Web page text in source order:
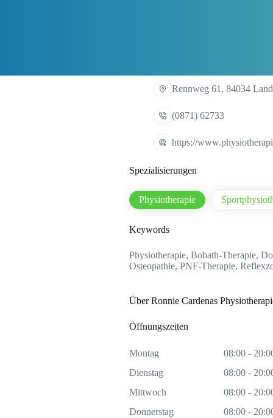
Rennweg 61, 84034
(0871) 62733
https://
Spezialisierungen
Physiotherapie
Keywords
Physiotherapie, Bobath-Therapie,
Osteopathie, PNF-Therapie,
Über Ronnie Cardenas
Öffnungszeiten
Montag
08:00 -
Dienstag
08:00 -
Mittwoch
08:00 -
Donnerstag
08:00 -